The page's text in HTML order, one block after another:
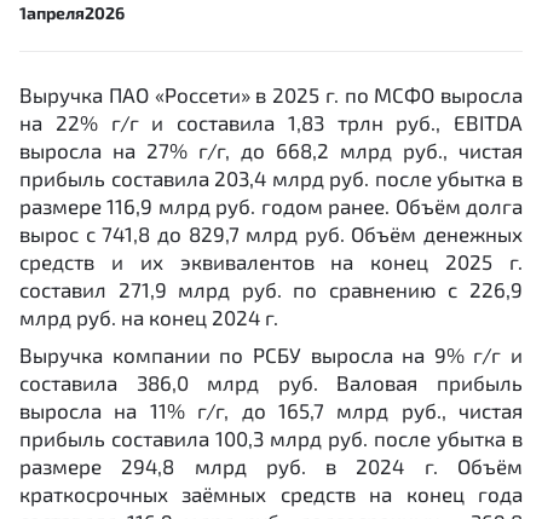
1апреля2026
Выручка ПАО «Россети» в 2025 г. по МСФО выросла
на 22% г/г и составила 1,83 трлн руб., EBITDA
выросла на 27% г/г, до 668,2 млрд руб., чистая
прибыль составила 203,4 млрд руб. после убытка в
размере 116,9 млрд руб. годом ранее. Объём долга
вырос с 741,8 до 829,7 млрд руб. Объём денежных
средств и их эквивалентов на конец 2025 г.
составил 271,9 млрд руб. по сравнению с 226,9
млрд руб. на конец 2024 г.
Выручка компании по РСБУ выросла на 9% г/г и
составила 386,0 млрд руб. Валовая прибыль
выросла на 11% г/г, до 165,7 млрд руб., чистая
прибыль составила 100,3 млрд руб. после убытка в
размере 294,8 млрд руб. в 2024 г. Объём
краткосрочных заёмных средств на конец года